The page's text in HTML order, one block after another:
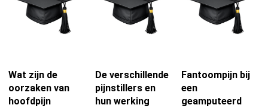
Wat zijn de
oorzaken van
hoofdpijn
De verschillende
pijnstillers en
hun werking
Fantoompijn bij
een
geamputeerd